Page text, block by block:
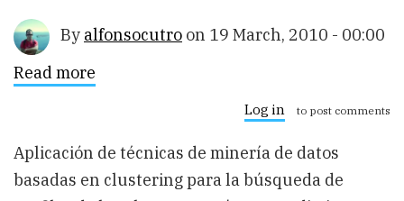
By alfonsocutro on 19 March, 2010 - 00:00
Read more
Datos
Aplicada
a
Log in to post comments
Aplicación de técnicas de minería de datos
basadas en clustering para la búsqueda de